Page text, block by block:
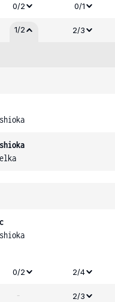
0/2 0/1
1/2 2/3
0/2 2/4
- 2/3